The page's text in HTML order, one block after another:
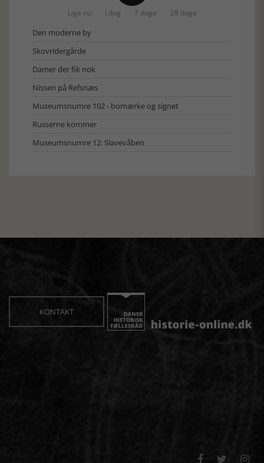
Lige nu I dag 7 dage 28 dage
Den moderne by
Skovridergårde
Damer der fik nok
Nissen på Refsnæs
Museumsnumre 102 - bomærke og signet
Russerne kommer
Museumsnumre 12: Slavevåben
KONTAKT
  